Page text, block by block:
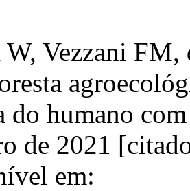
W, Vezzani
do humano
de 2021
em: